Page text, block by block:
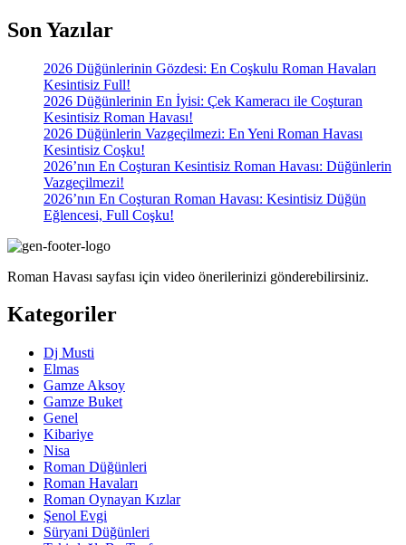
Son Yazılar
2026 Düğünlerinin Gözdesi: En Coşkulu Roman Havaları
Kesintisiz Full!
2026 Düğünlerinin En İyisi: Çek Kameracı ile Coşturan
Kesintisiz Roman Havası!
2026 Düğünlerin Vazgeçilmezi: En Yeni Roman Havası
Kesintisiz Coşku!
2026’nın En Coşturan Kesintisiz Roman Havası: Düğünlerin
Vazgeçilmezi!
2026’nın En Coşturan Roman Havası: Kesintisiz Düğün
Eğlencesi, Full Coşku!
Roman Havası sayfası için video önerilerinizi gönderebilirsiniz.
Kategoriler
Dj Musti
Elmas
Gamze Aksoy
Gamze Buket
Genel
Kibariye
Nisa
Roman Düğünleri
Roman Havaları
Roman Oynayan Kızlar
Şenol Evgi
Süryani Düğünleri